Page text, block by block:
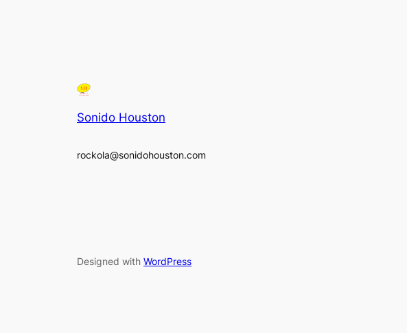
Sonido Houston
rockola@sonidohouston.com
Designed with WordPress